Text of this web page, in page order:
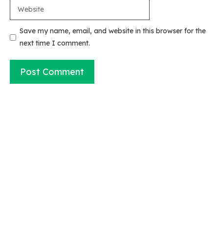
Website
Save my name, email, and website in this browser for the
next time I comment.